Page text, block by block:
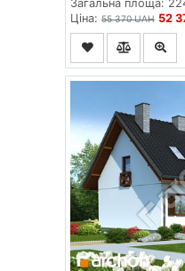
Загальна площа:
Ціна: 55 370 UAH 52